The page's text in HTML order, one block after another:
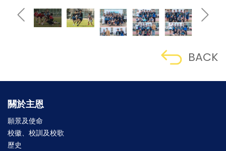
BACK
關於主恩
願景及使命
校徽、校訓及校歌
歷史